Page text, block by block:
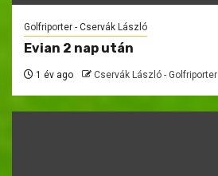
Golfriporter - Cservák László
Evian 2 nap után
1 év ago Cservák László - Golfriporter